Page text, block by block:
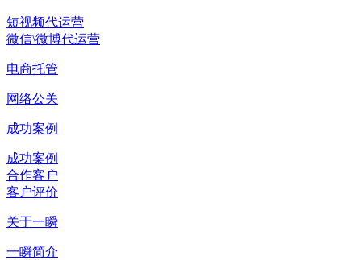
短视频代运营
微信\微博代运营
电商托管
网络公关
成功案例
成功案例
合作客户
客户评价
关于一瞬
一瞬简介